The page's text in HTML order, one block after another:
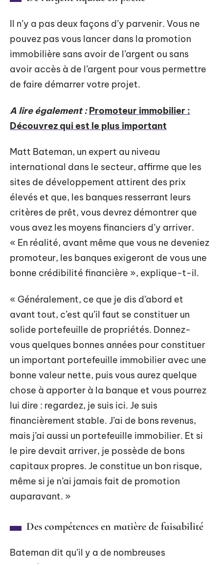
Il n’y a pas deux façons d’y parvenir. Vous ne
pouvez pas vous lancer dans la promotion
immobilière sans avoir de l’argent ou sans
avoir accès à de l’argent pour vous permettre
de faire démarrer votre projet.
A lire également : Promoteur immobilier :
Découvrez qui est le plus important
Matt Bateman, un expert au niveau
international dans le secteur, affirme que les
sites de développement attirent des prix
élevés et que, les banques resserrant leurs
critères de prêt, vous devrez démontrer que
vous avez les moyens financiers d’y arriver.
« En réalité, avant même que vous ne deveniez
promoteur, les banques exigeront de vous une
bonne crédibilité financière », explique-t-il.
« Généralement, ce que je dis d’abord et
avant tout, c’est qu’il faut se constituer un
solide portefeuille de propriétés. Donnez-
vous quelques bonnes années pour constituer
un important portefeuille immobilier avec une
bonne valeur nette, puis vous aurez quelque
chose à apporter à la banque et vous pourrez
lui dire : regardez, je suis ici. Je suis
financièrement stable. J’ai de bons revenus,
mais j’ai aussi un portefeuille immobilier. Et si
le pire devait arriver, je possède de bons
capitaux propres. Je constitue un bon risque,
même si je n’ai jamais fait de promotion
auparavant. »
Des compétences en matière de faisabilité
Bateman dit qu’il y a de nombreuses